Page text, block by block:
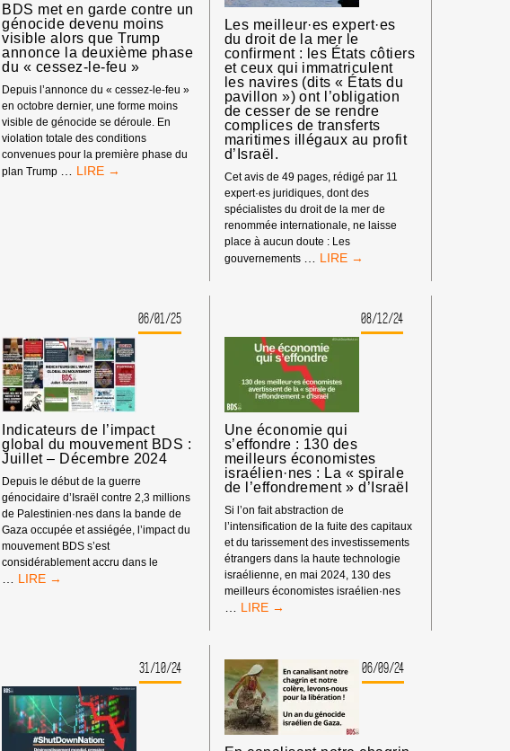
BDS met en garde contre un
génocide devenu moins
visible alors que Trump
annonce la deuxième phase
du « cessez-le-feu »
Depuis l’annonce du « cessez-le-feu »
en octobre dernier, une forme moins
visible de génocide se déroule. En
violation totale des conditions
convenues pour la première phase du
plan Trump
BDS
QUE
TRUMP
ANNONCE
LA
DEUXIÈME
PHASE
DU
«
CESSEZ-
LE-
FEU
»
Les meilleur·es expert·es
du droit de la mer le
confirment : les États côtiers
et ceux qui immatriculent
les navires (dits « États du
pavillon ») ont l’obligation
de cesser de se rendre
complices de transferts
maritimes illégaux au profit
d’Israël.
Cet avis de 49 pages, rédigé par 11
expert·es juridiques, dont des
spécialistes du droit de la mer de
renommée internationale, ne laisse
place à aucun doute : Les
gouvernements
LES
DE
LA
LE
CONFIRMENT
LES
ÉTATS
CÔTIERS
ET
QUI
IMMATRICULENT
LES
NAVIRES
(DITS
« ÉTATS
L’OBLIGATION
DE
CESSER
DE
SE
06/01/25
Indicateurs de l’impact
global du mouvement BDS :
Juillet – Décembre 2024
Depuis le début de la guerre
génocidaire d’Israël contre 2,3 millions
de Palestinien·nes dans la bande de
Gaza occupée et assiégée, l’impact du
mouvement BDS s’est
considérablement accru dans le
INDICATEURS
:
JUILLET
–
DÉCEMBRE
08/12/24
Une économie qui
s’effondre : 130 des
meilleurs économistes
israélien·nes : La « spirale
de l’effondrement » d’Israël
Si l’on fait abstraction de
l’intensification de la fuite des capitaux
et du tarissement des investissements
étrangers dans la haute technologie
israélienne, en mai 2024, 130 des
meilleurs économistes israélien·nes
UNE
:
130
DES
MEILLEURS
ÉCONOMISTES
31/10/24 06/09/24